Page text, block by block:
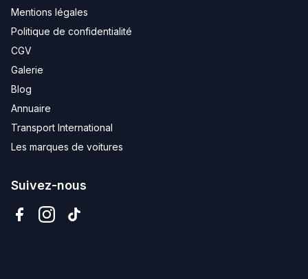
Mentions légales
Politique de confidentialité
CGV
Galerie
Blog
Annuaire
Transport International
Les marques de voitures
Suivez-nous